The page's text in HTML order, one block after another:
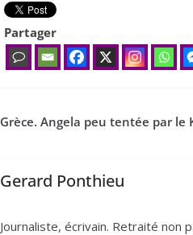
Partager
Grèce. Angela peu tentée par le
Gerard Ponthieu
Journaliste, écrivain. Retraité non